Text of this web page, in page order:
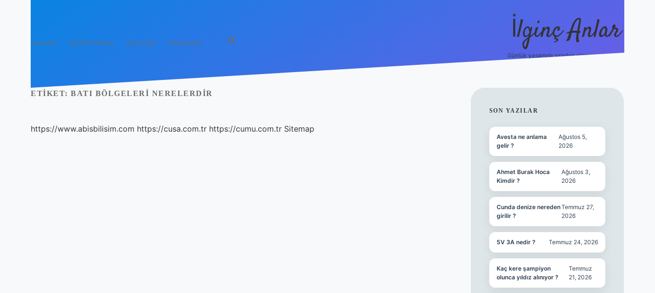
Anasayfa Gizlilik Politikası Yasal Uyarı Hakkımızda İlginç Anlar
Günlük yaşamda sıradan olmayan detaylar.
ETIKET: BATI BÖLGELERI NERELERDIR
https://www.abisbilisim.com https://cusa.com.tr https://cumu.com.tr Sitemap
SIDEBAR
SON YAZILAR
Avesta ne anlama
gelir ?
Ağustos 5,
2026
Ahmet Burak Hoca
Kimdir ?
Ağustos 3,
2026
Cunda denize nereden
girilir ?
Temmuz 27,
2026
5V 3A nedir ? Temmuz 24, 2026
Kaç kere şampiyon
olunca yıldız alınıyor ?
Temmuz
21, 2026